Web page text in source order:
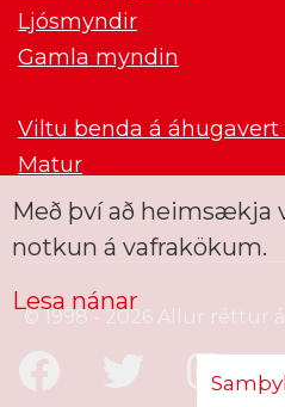
Ljósmyndir
Gamla myndin
Viltu benda á
Matur
© 1998 - 2026 Allur réttur
Með því að heimsækja
notkun á vafrakökum.
Lesa nánar